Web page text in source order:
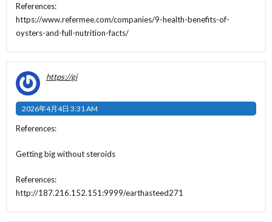
References:
https://www.refermee.com/companies/9-health-benefits-of-
oysters-and-full-nutrition-facts/
https://gi
2026年4月4日 3:31 AM
References:
Getting big without steroids
References:
http://187.216.152.151:9999/earthasteed271